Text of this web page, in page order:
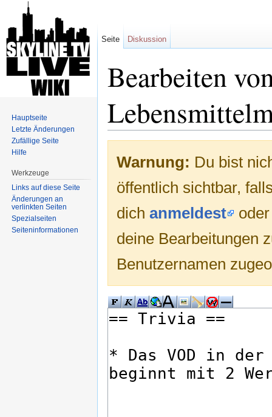
Bearbeiten
Warnung: Du bist
öffentlich sichtbar,
dich anmeldest
deine Bearbeitungen
Benutzernamen
Seite Diskussion
Hauptseite
Letzte Änderungen
Zufällige Seite
Hilfe
Werkzeuge
Links auf diese Seite
Änderungen an
verlinkten Seiten
Spezialseiten
Seiten­informationen